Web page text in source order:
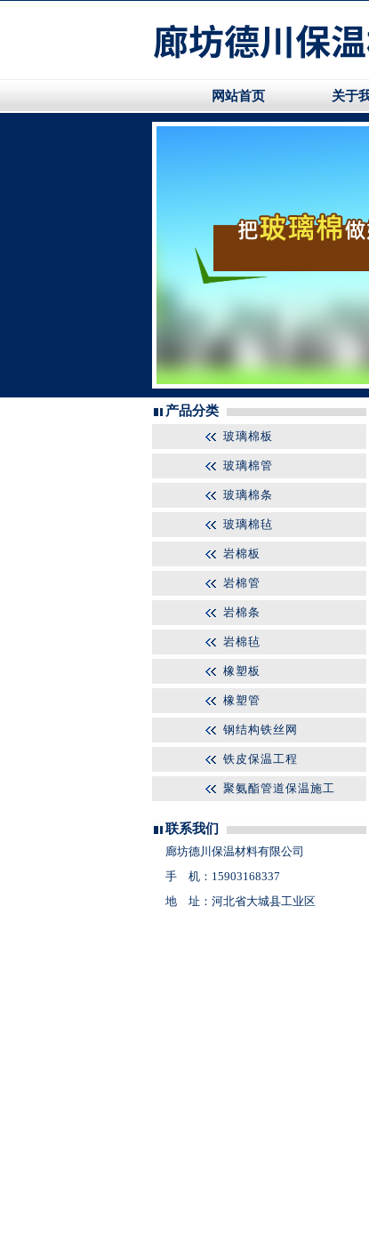
网站首页 关于
产品分类
玻璃棉板
玻璃棉管
玻璃棉条
玻璃棉毡
岩棉板
岩棉管
岩棉条
岩棉毡
橡塑板
橡塑管
钢结构铁丝网
铁皮保温工程
聚氨酯管道保温施工
联系我们
廊坊德川保温材料有限公司
手 机：15903168337
地 址：河北省大城县工业区